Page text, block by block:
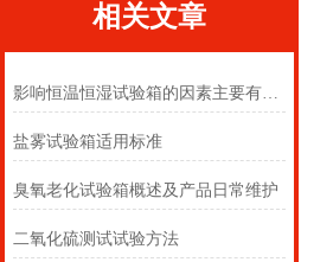
相关文章
影响恒温恒湿试验箱的因素主要有哪些
盐雾试验箱适用标准
臭氧老化试验箱概述及产品日常维护
二氧化硫测试试验方法